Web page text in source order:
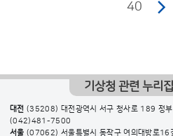
40
기상청 관련 누리집
대전 (35208) 대전광역시 서구 청사로 189 정
(042)481-7500
서울 (07062) 서울특별시 동작구 여의대방로